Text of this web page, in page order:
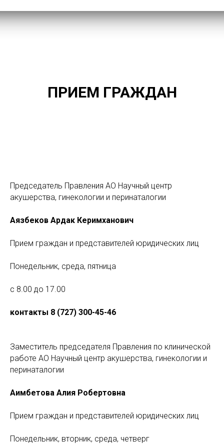
ПРИЕМ ГРАЖДАН
Председатель Правления АО Научный центр
акушерства, гинекологии и перинаталогии
Аязбеков Ардак Керимханович
Прием граждан и представителей юридических лиц
Понедельник, среда, пятница
с 8.00 до 17.00
контакты 8 (727) 300-45-46
Заместитель председателя Правления по клинической
работе АО Научный центр акушерства, гинекологии и
перинаталогии
Аимбетова Алия Робертовна
Прием граждан и представителей юридических лиц
Понедельник, вторник, среда, четверг